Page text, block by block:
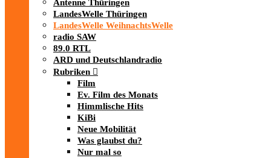
Antenne Thüringen
LandesWelle Thüringen
LandesWelle WeihnachtsWelle
radio SAW
89.0 RTL
ARD und Deutschlandradio
Rubriken
Film
Ev. Film des Monats
Himmlische Hits
KiBi
Neue Mobilität
Was glaubst du?
Nur mal so